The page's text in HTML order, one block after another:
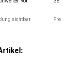
sichtbar